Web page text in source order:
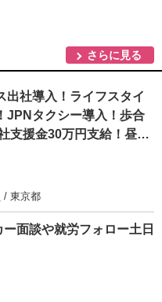
さらに見る
出社導入！ライフスタイ
JPNタクシー導入！歩合
支援金30万円支給！昼日
務：最高月収90万円以
！社員皆仲よく、気楽に
りに力を入れてます！
/ 東京都
面談や就労フォロー土日